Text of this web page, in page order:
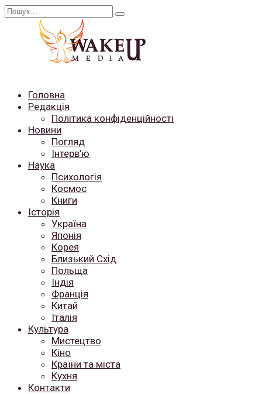
Перейти
Search
Головна
Редакція
Політика конфіденційності
Новини
Погляд
Інтерв’ю
Наука
Психологія
Космос
Книги
Історія
Україна
Японія
Корея
Близький Схід
Польща
Індія
Франція
Китай
Італія
Культура
Мистецтво
Кіно
Країни та міста
Кухня
Контакти